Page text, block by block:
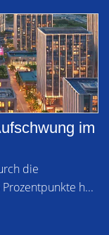
im
die
h...